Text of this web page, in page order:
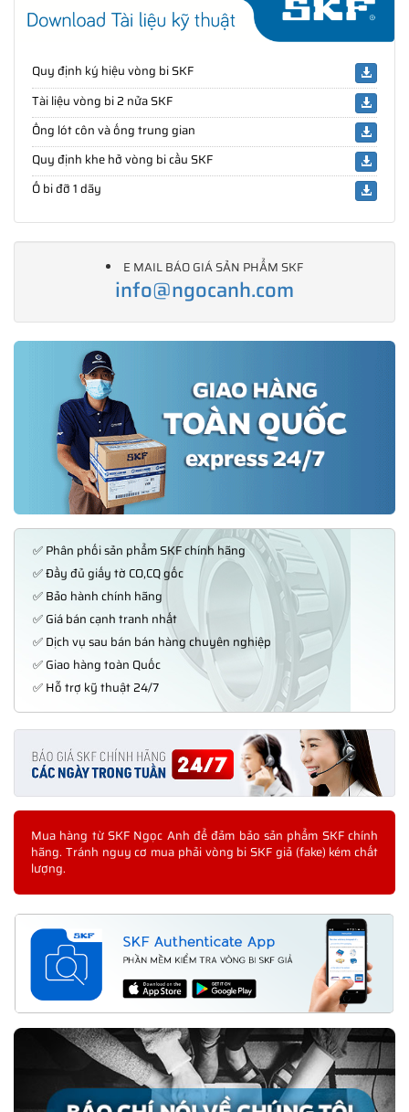
Quy định ký hiệu vòng bi SKF
Tài liệu vòng bi 2 nửa SKF
Ống lót côn và ống trung gian
Quy định khe hở vòng bi cầu SKF
Ổ bi đỡ 1 dãy
E MAIL BÁO GIÁ SẢN PHẨM SKF
info@ngocanh.com
✅ Phân phối sản phẩm SKF chính hãng
✅ Đầy đủ giấy tờ CO,CQ gốc
✅ Bảo hành chính hãng
✅ Giá bán cạnh tranh nhất
✅ Dịch vụ sau bán bán hàng chuyên nghiệp
✅ Giao hàng toàn Quốc
✅ Hỗ trợ kỹ thuật 24/7
Mua hàng từ SKF Ngọc Anh để đảm bảo sản phẩm SKF chính
hãng. Tránh nguy cơ mua phải vòng bi SKF giả (fake) kém chất
lượng.